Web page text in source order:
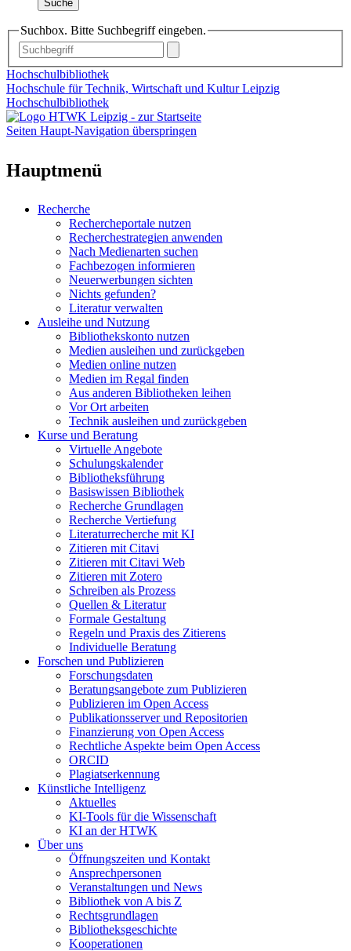
Suche
Suchbox. Bitte Suchbegriff eingeben.
Hochschulbibliothek
Hochschule für Technik, Wirtschaft und Kultur Leipzig
Hochschulbibliothek
Seiten Haupt-Navigation überspringen
Hauptmenü
Recherche
Rechercheportale nutzen
Recherchestrategien anwenden
Nach Medienarten suchen
Fachbezogen informieren
Neuerwerbungen sichten
Nichts gefunden?
Literatur verwalten
Ausleihe und Nutzung
Bibliothekskonto nutzen
Medien ausleihen und zurückgeben
Medien online nutzen
Medien im Regal finden
Aus anderen Bibliotheken leihen
Vor Ort arbeiten
Technik ausleihen und zurückgeben
Kurse und Beratung
Virtuelle Angebote
Schulungskalender
Bibliotheksführung
Basiswissen Bibliothek
Recherche Grundlagen
Recherche Vertiefung
Literaturrecherche mit KI
Zitieren mit Citavi
Zitieren mit Citavi Web
Zitieren mit Zotero
Schreiben als Prozess
Quellen & Literatur
Formale Gestaltung
Regeln und Praxis des Zitierens
Individuelle Beratung
Forschen und Publizieren
Forschungsdaten
Beratungsangebote zum Publizieren
Publizieren im Open Access
Publikationsserver und Repositorien
Finanzierung von Open Access
Rechtliche Aspekte beim Open Access
ORCID
Plagiatserkennung
Künstliche Intelligenz
Aktuelles
KI-Tools für die Wissenschaft
KI an der HTWK
Über uns
Öffnungszeiten und Kontakt
Ansprechpersonen
Veranstaltungen und News
Bibliothek von A bis Z
Rechtsgrundlagen
Bibliotheksgeschichte
Kooperationen